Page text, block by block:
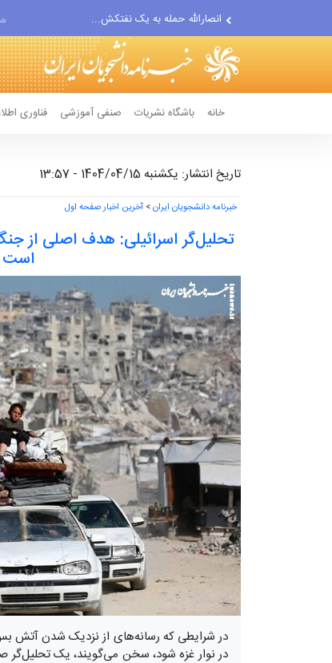
انصارالله حمله به یک نفتکش...
حادثه امنیتی دریایی در جنوب...
خانه باشگاه نشریات صنفی آموزشی فناوری
تاریخ انتشار: یکشنبه 1404/04/15 - 13:57
خبرنامه دانشجویان ایران> آخرین اخبار صفحه اول
تحلیل‌گر اسرائیلی: هدف اصلی از
در شرایطی که رسانه‌های از نزدیک شدن آتش
در نوار غزه شود، سخن می‌گویند، یک تحلیل‌گر